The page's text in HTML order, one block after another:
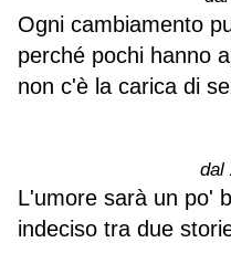
Ogni cambiamento
perché pochi hanno
non c'è la carica di
dal
L'umore sarà un po'
indeciso tra due